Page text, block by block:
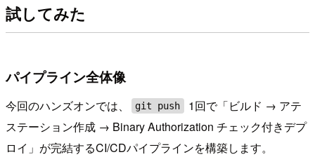
試してみた
パイプライン全体像
今回のハンズオンでは、 git push
1回で「ビルド → アテ
ステーション作成 → Binary Authorization チェック付きデプ
ロイ」が完結するCI/CDパイプラインを構築します。